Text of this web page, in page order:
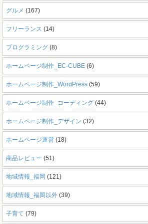
グルメ (167)
フリーランス (14)
プログラミング (8)
ホームページ制作_EC-CUBE (6)
ホームページ制作_WordPress (59)
ホームページ制作_コーディング (44)
ホームページ制作_デザイン (32)
ホームページ運営 (18)
商品レビュー (51)
地域情報_福岡 (121)
地域情報_福岡以外 (39)
子育て (79)